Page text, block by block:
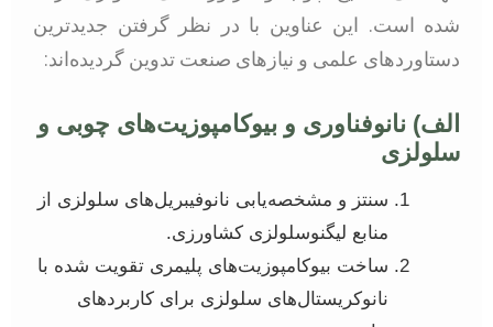
شده است. این عناوین با در نظر گرفتن جدیدترین
دستاوردهای علمی و نیازهای صنعت تدوین گردیده‌اند:
الف) نانوفناوری و بیوکامپوزیت‌های چوبی و
سلولزی
سنتز و مشخصه‌یابی نانوفیبریل‌های سلولزی از
منابع لیگنوسلولزی کشاورزی.
ساخت بیوکامپوزیت‌های پلیمری تقویت شده با
نانوکریستال‌های سلولزی برای کاربردهای